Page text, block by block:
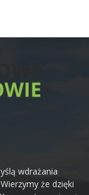
wdrażania
że dzięki